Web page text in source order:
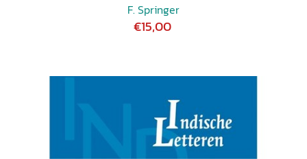
F. Springer
€15,00